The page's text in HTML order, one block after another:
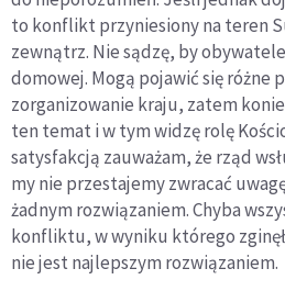
to konflikt przyniesiony na teren
zewnątrz. Nie sądzę, by
domowej. Mogą pojawić się różne
zorganizowanie kraju, zatem
ten temat i w tym widzę rolę
satysfakcją zauważam, że rząd
my nie przestajemy zwracać
żadnym rozwiązaniem. Chyba
konfliktu, w wyniku którego
nie jest najlepszym rozwiązaniem.